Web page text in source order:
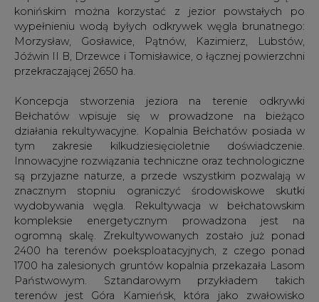
konińskim można korzystać z jezior powstałych po
wypełnieniu wodą byłych odkrywek węgla brunatnego:
Morzysław, Gosławice, Pątnów, Kazimierz, Lubstów,
Jóźwin II B, Drzewce i Tomisławice, o łącznej powierzchni
przekraczającej 2650 ha.
Koncepcja stworzenia jeziora na terenie odkrywki
Bełchatów wpisuje się w prowadzone na bieżąco
działania rekultywacyjne. Kopalnia Bełchatów posiada w
tym zakresie kilkudziesięcioletnie doświadczenie.
Innowacyjne rozwiązania techniczne oraz technologiczne
są przyjazne naturze, a przede wszystkim pozwalają w
znacznym stopniu ograniczyć środowiskowe skutki
wydobywania węgla. Rekultywacja w bełchatowskim
kompleksie energetycznym prowadzona jest na
ogromną skalę. Zrekultywowanych zostało już ponad
2400 ha terenów poeksploatacyjnych, z czego ponad
1700 ha zalesionych gruntów kopalnia przekazała Lasom
Państwowym. Sztandarowym przykładem takich
terenów jest Góra Kamieńsk, która jako zwałowisko